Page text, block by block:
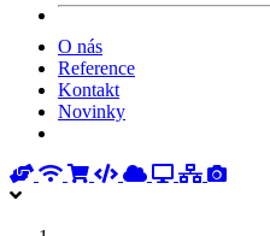
O nás
Reference
Kontakt
Novinky